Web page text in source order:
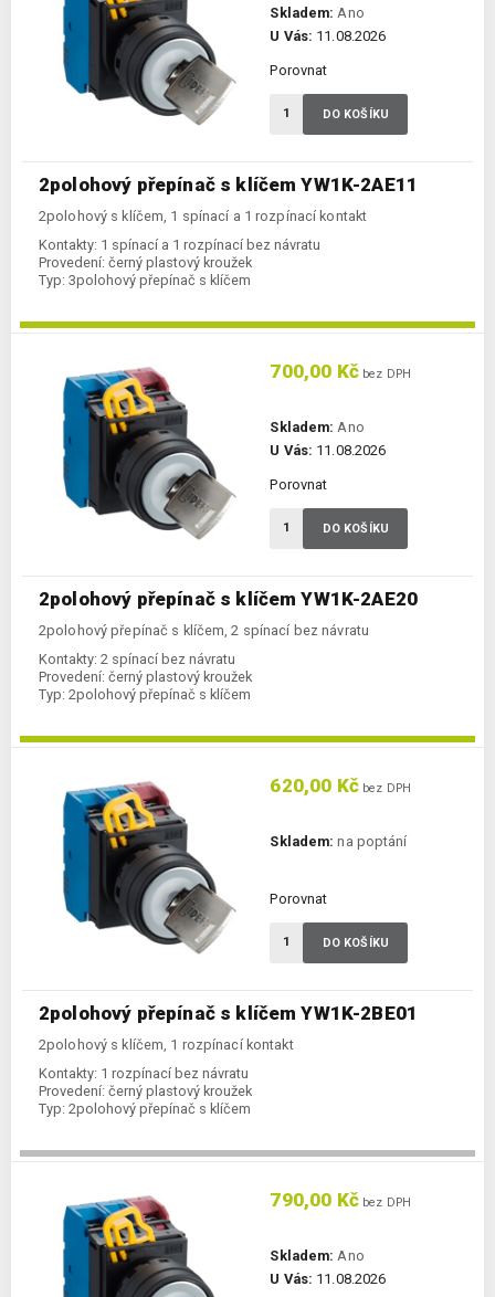
2polohový přepínač s klíčem YW1K-2AE11
2polohový s klíčem, 1 spínací a 1 rozpínací kontakt
Kontakty: 1 spínací a 1 rozpínací bez návratu
Provedení: černý plastový kroužek
Typ: 3polohový přepínač s klíčem
Skladem: Ano
U Vás: 11.08.2026
Porovnat
DO KOŠÍKU
2polohový přepínač s klíčem YW1K-2AE20
2polohový přepínač s klíčem, 2 spínací bez návratu
Kontakty: 2 spínací bez návratu
Provedení: černý plastový kroužek
Typ: 2polohový přepínač s klíčem
700,00 Kč bez DPH
Skladem: Ano
U Vás: 11.08.2026
Porovnat
DO KOŠÍKU
2polohový přepínač s klíčem YW1K-2BE01
2polohový s klíčem, 1 rozpínací kontakt
Kontakty: 1 rozpínací bez návratu
Provedení: černý plastový kroužek
Typ: 2polohový přepínač s klíčem
620,00 Kč bez DPH
Skladem: na poptání
Porovnat
DO KOŠÍKU
790,00 Kč bez DPH
Skladem: Ano
U Vás: 11.08.2026